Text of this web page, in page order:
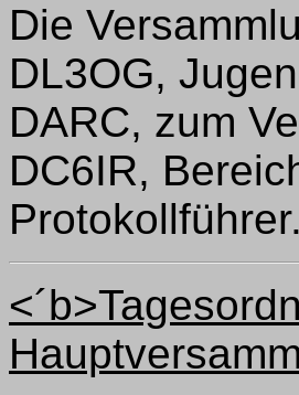
Die
DL3OG,
DARC, zum
DC6IR,
Protokollführer.